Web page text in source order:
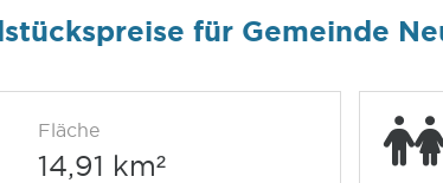
für Gemeinde
Fläche
14,91 km²